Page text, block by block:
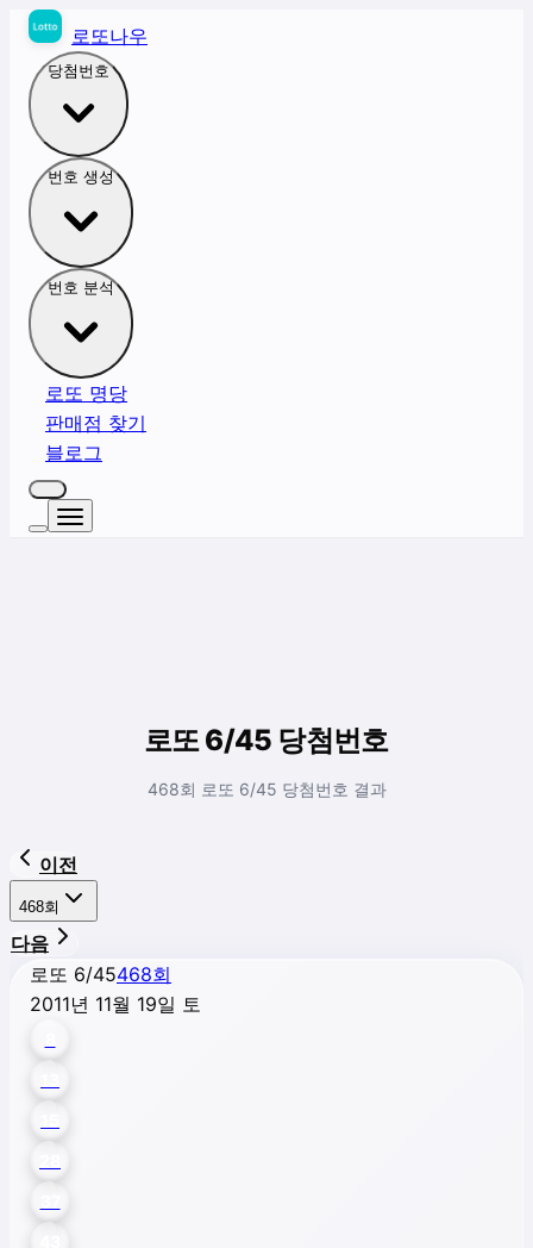
로또나우
당첨번호
번호 생성
번호 분석
로또 명당
판매점 찾기
블로그
로또 6/45 당첨번호
468회 로또 6/45 당첨번호 결과
이전
468회
다음
로또 6/45468회
2011년 11월 19일 토